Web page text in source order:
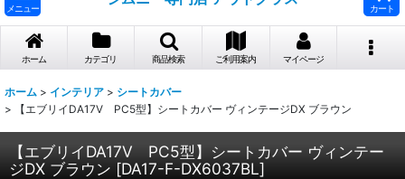
メニュー カート
ホーム カテゴリ 商品検索 ご利用案内 マイページ
ホーム > インテリア > シートカバー
>
【エブリイDA17V PC5型】シートカバー ヴィンテージDX ブラウン
【エブリイDA17V PC5型】シートカバー ヴィンテー
ジDX ブラウン [DA17-F-DX6037BL]